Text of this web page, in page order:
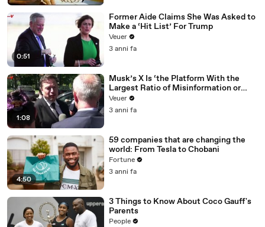
0:51
Former Aide Claims She Was Asked to
Make a ‘Hit List’ For Trump
Veuer
3 anni fa
1:08
Musk’s X Is ‘the Platform With the
Largest Ratio of Misinformation or
Disinformation’ Amongst All Social
Media Platforms
Veuer
3 anni fa
4:50
59 companies that are changing the
world: From Tesla to Chobani
Fortune
3 anni fa
3 Things to Know About Coco Gauff's
Parents
People